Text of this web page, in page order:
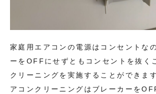
家庭用エアコンの電源はコンセントな
ーをOFFにせずともコンセントを抜く
クリーニングを実施することができま
アコンクリーニングはブレーカーを